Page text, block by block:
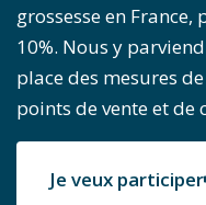
grossesse en
10%. Nous y
place des mesures
points de vente et de
Je veux participer